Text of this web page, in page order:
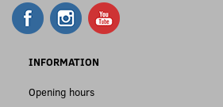
INFORMATION
Opening hours